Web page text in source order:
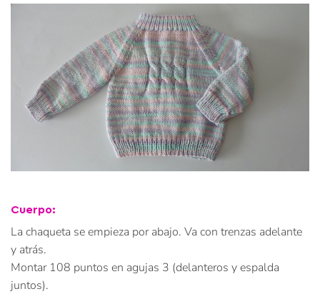
Cuerpo:
La chaqueta se empieza por abajo. Va con trenzas adelante
y atrás.
Montar 108 puntos en agujas 3 (delanteros y espalda
juntos).